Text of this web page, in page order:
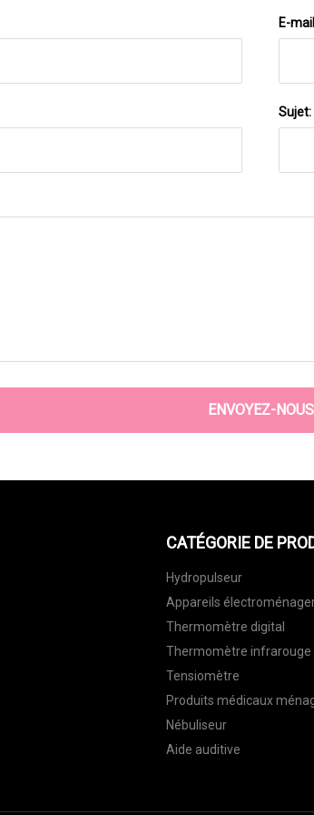
E-
Sujet:
ENVOYEZ-NOUS
CATÉGORIE DE
Hydropulseur
Appareils
Thermomètre digital
Thermomètre infrarouge
Tensiomètre
Produits médicaux
Nébuliseur
Aide auditive